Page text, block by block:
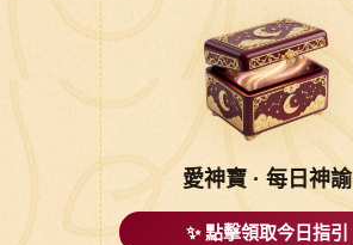
愛神寶 · 每日神諭
✨ 點擊領取今日指引